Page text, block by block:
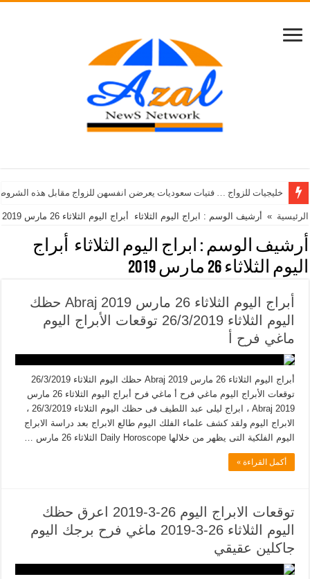
خليجيات للزواج … فتيات سعوديات يعرضن انفسهن للزواج مقابل هذه
الرئيسية » أرشيف الوسم : ابراج اليوم الثلاثاء أبراج اليوم الثلاثاء 26 مارس 2019
أرشيف الوسم : ابراج اليوم الثلاثاء أبراج
اليوم الثلاثاء 26 مارس 2019
أبراج اليوم الثلاثاء 26 مارس 2019 Abraj حظك
اليوم الثلاثاء 26/3/2019 توقعات الأبراج اليوم
ماغي فرح أ
أبراج اليوم الثلاثاء 26 مارس 2019 Abraj حظك اليوم الثلاثاء 26/3/2019
توقعات الأبراج اليوم ماغي فرح أ ماغي فرح أبراج اليوم الثلاثاء 26 مارس
2019 Abraj ، ابراج ليلى عبد اللطيف فى حظك اليوم الثلاثاء 26/3/2019 ،
الابراج اليوم ولقد كشف علماء الفلك اليوم طالع الابراج بعد دراسة الابراج
اليوم الفلكية التى يظهر من خلالها Daily Horoscope الثلاثاء 26 مارس …
أكمل القراءة »
توقعات الابراج اليوم 26-3-2019 اعرق حظك
اليوم الثلاثاء 26-3-2019 ماغي فرح برجك اليوم
جاكلين عقيقي